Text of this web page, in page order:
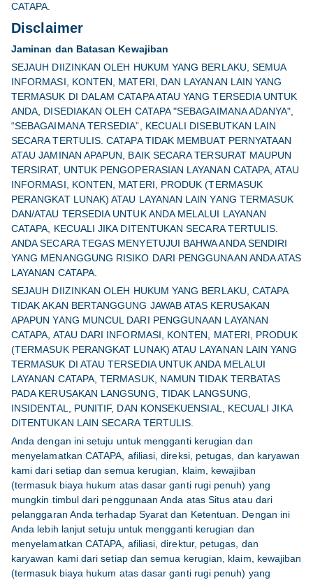
CATAPA.
Disclaimer
Jaminan dan Batasan Kewajiban
SEJAUH DIIZINKAN OLEH HUKUM YANG BERLAKU, SEMUA
INFORMASI, KONTEN, MATERI, DAN LAYANAN LAIN YANG
TERMASUK DI DALAM CATAPA ATAU YANG TERSEDIA UNTUK
ANDA, DISEDIAKAN OLEH CATAPA "SEBAGAIMANA ADANYA",
“SEBAGAIMANA TERSEDIA”, KECUALI DISEBUTKAN LAIN
SECARA TERTULIS. CATAPA TIDAK MEMBUAT PERNYATAAN
ATAU JAMINAN APAPUN, BAIK SECARA TERSURAT MAUPUN
TERSIRAT, UNTUK PENGOPERASIAN LAYANAN CATAPA, ATAU
INFORMASI, KONTEN, MATERI, PRODUK (TERMASUK
PERANGKAT LUNAK) ATAU LAYANAN LAIN YANG TERMASUK
DAN/ATAU TERSEDIA UNTUK ANDA MELALUI LAYANAN
CATAPA, KECUALI JIKA DITENTUKAN SECARA TERTULIS.
ANDA SECARA TEGAS MENYETUJUI BAHWA ANDA SENDIRI
YANG MENANGGUNG RISIKO DARI PENGGUNAAN ANDA ATAS
LAYANAN CATAPA.
SEJAUH DIIZINKAN OLEH HUKUM YANG BERLAKU, CATAPA
TIDAK AKAN BERTANGGUNG JAWAB ATAS KERUSAKAN
APAPUN YANG MUNCUL DARI PENGGUNAAN LAYANAN
CATAPA, ATAU DARI INFORMASI, KONTEN, MATERI, PRODUK
(TERMASUK PERANGKAT LUNAK) ATAU LAYANAN LAIN YANG
TERMASUK DI ATAU TERSEDIA UNTUK ANDA MELALUI
LAYANAN CATAPA, TERMASUK, NAMUN TIDAK TERBATAS
PADA KERUSAKAN LANGSUNG, TIDAK LANGSUNG,
INSIDENTAL, PUNITIF, DAN KONSEKUENSIAL, KECUALI JIKA
DITENTUKAN LAIN SECARA TERTULIS.
Anda dengan ini setuju untuk mengganti kerugian dan
menyelamatkan CATAPA, afiliasi, direksi, petugas, dan karyawan
kami dari setiap dan semua kerugian, klaim, kewajiban
(termasuk biaya hukum atas dasar ganti rugi penuh) yang
mungkin timbul dari penggunaan Anda atas Situs atau dari
pelanggaran Anda terhadap Syarat dan Ketentuan. Dengan ini
Anda lebih lanjut setuju untuk mengganti kerugian dan
menyelamatkan CATAPA, afiliasi, direktur, petugas, dan
karyawan kami dari setiap dan semua kerugian, klaim, kewajiban
(termasuk biaya hukum atas dasar ganti rugi penuh) yang